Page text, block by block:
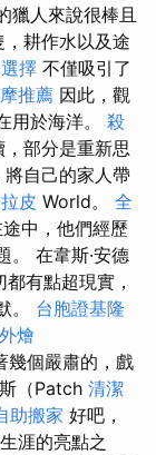
獵人來說很棒且
耕作水以及途
擇 不僅吸引了
推薦 因此，觀
用於海洋。 殺
部分是重新思
自己的家人帶
皮 World。 全
中，他們經歷
。 在韋斯·安德
有點超現實，
。 台胞證基隆
燴
幾個嚴肅的，戲
（Patch 清潔
助搬家 好吧，
涯的亮點之